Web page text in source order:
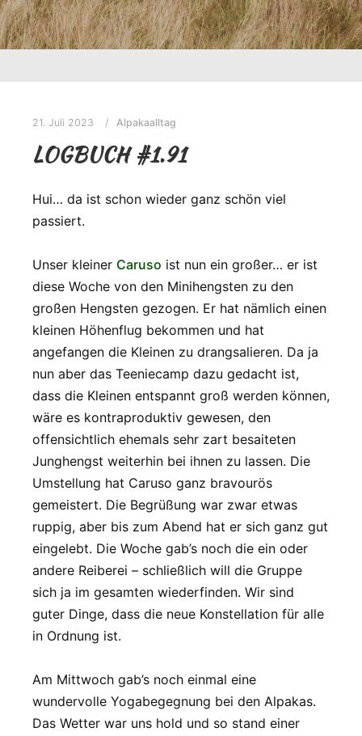
21. Juli 2023 Alpakaalltag
LOGBUCH #1.91
Hui… da ist schon wieder ganz schön viel
passiert.
Unser kleiner Caruso ist nun ein großer… er ist
diese Woche von den Minihengsten zu den
großen Hengsten gezogen. Er hat nämlich einen
kleinen Höhenflug bekommen und hat
angefangen die Kleinen zu drangsalieren. Da ja
nun aber das Teeniecamp dazu gedacht ist,
dass die Kleinen entspannt groß werden können,
wäre es kontraproduktiv gewesen, den
offensichtlich ehemals sehr zart besaiteten
Junghengst weiterhin bei ihnen zu lassen. Die
Umstellung hat Caruso ganz bravourös
gemeistert. Die Begrüßung war zwar etwas
ruppig, aber bis zum Abend hat er sich ganz gut
eingelebt. Die Woche gab’s noch die ein oder
andere Reiberei – schließlich will die Gruppe
sich ja im gesamten wiederfinden. Wir sind
guter Dinge, dass die neue Konstellation für alle
in Ordnung ist.
Am Mittwoch gab’s noch einmal eine
wundervolle Yogabegegnung bei den Alpakas.
Das Wetter war uns hold und so stand einer